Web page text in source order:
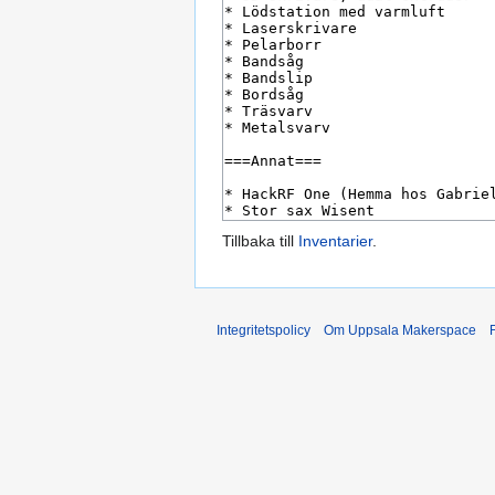
Tillbaka till Inventarier.
Integritetspolicy Om Uppsala Makerspace